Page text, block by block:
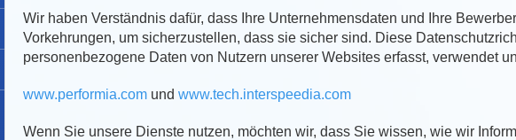
Wir haben Verständnis dafür, dass Ihre Unternehmensdaten und Ihre
Vorkehrungen, um sicherzustellen, dass sie sicher sind. Diese
personenbezogene Daten von Nutzern unserer Websites erfasst, verwendet
www.performia.com und www.tech.interspeedia.com
Wenn Sie unsere Dienste nutzen, möchten wir, dass Sie wissen, wie wir